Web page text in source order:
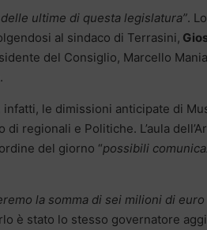
ultime di questa legislatura”.
al sindaco di Terrasini,
del Consiglio, Marcello
le dimissioni anticipate di
regionali e Politiche. L’aula
del giorno “possibili
la somma di sei milioni di
è stato lo stesso governatore